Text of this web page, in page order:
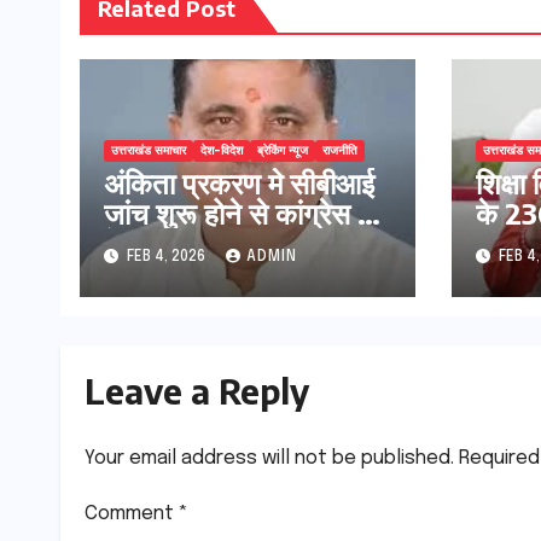
Related Post
उत्तराखंड समाचार देश-विदेश ब्रेकिंग न्यूज राजनीति
अंकिता प्रकरण मे सीबीआई
जांच शुरू होने से कांग्रेस हुई
बेनकाब: भट्ट
FEB 4, 2026 ADMIN
उत्तराखंड
के
FEB
Leave a Reply
Your email address will not be published.
Comment *